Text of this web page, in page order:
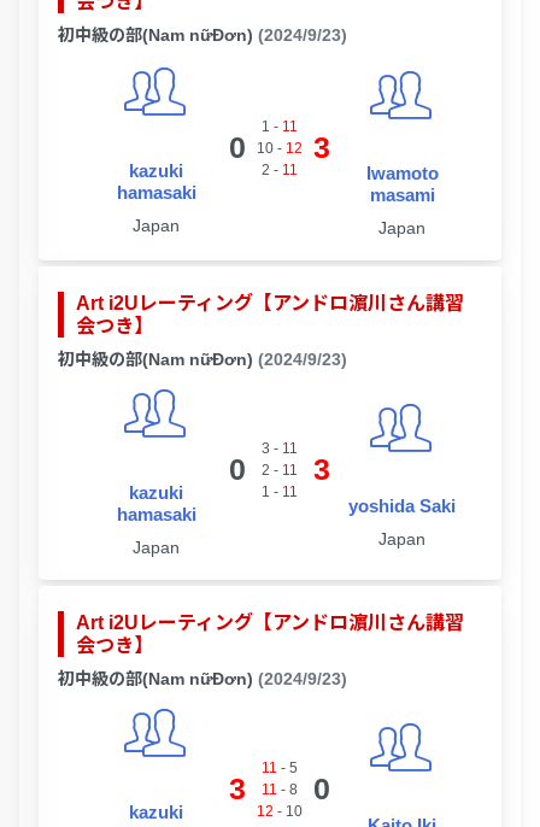
初中級の部(Nam nữĐơn) (2024/9/23)
kazuki
hamasaki
Japan
0
1 - 11
10- 12
2 - 11
3
Iwamoto
masami
Japan
Art i2Uレーティング【アンドロ濵川さん講習
会つき】
初中級の部(Nam nữĐơn) (2024/9/23)
kazuki
hamasaki
Japan
0
3 - 11
2 - 11
1 - 11
3
yoshida Saki
Japan
Art i2Uレーティング【アンドロ濵川さん講習
会つき】
初中級の部(Nam nữĐơn) (2024/9/23)
kazuki
3
11 - 5
11 - 8
12 - 10
0